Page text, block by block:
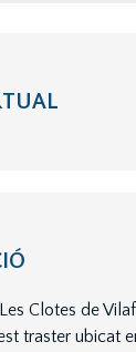
Clotes de
traster ubicat